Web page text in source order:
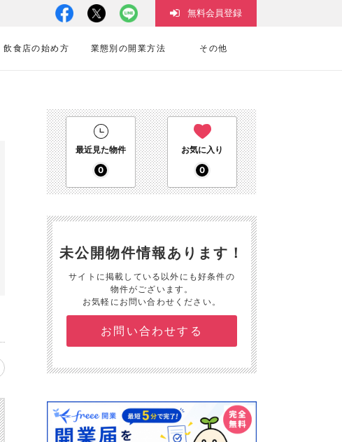
飲食店の始め方 業態別の開業方法 その他
無料会員登録
最近見た物件
0
お気に入り
0
未公開物件情報あります！
サイトに掲載している以外にも好条件の
物件がございます。
お気軽にお問い合わせください。
お問い合わせする